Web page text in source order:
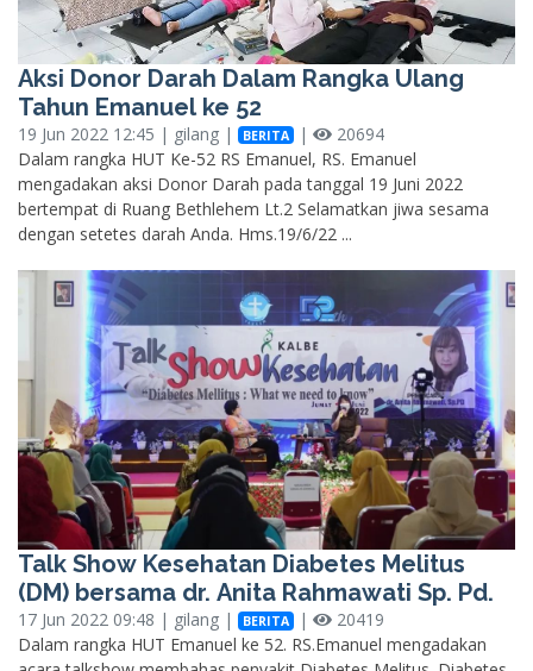
Aksi Donor Darah Dalam Rangka Ulang
Tahun Emanuel ke 52
19 Jun 2022 12:45 | gilang | BERITA |
20694
Dalam rangka HUT Ke-52 RS Emanuel, RS. Emanuel
mengadakan aksi Donor Darah pada tanggal 19 Juni 2022
bertempat di Ruang Bethlehem Lt.2 Selamatkan jiwa sesama
dengan setetes darah Anda. Hms.19/6/22 ...
Talk Show Kesehatan Diabetes Melitus
(DM) bersama dr. Anita Rahmawati Sp. Pd.
17 Jun 2022 09:48 | gilang | BERITA |
20419
Dalam rangka HUT Emanuel ke 52. RS.Emanuel mengadakan